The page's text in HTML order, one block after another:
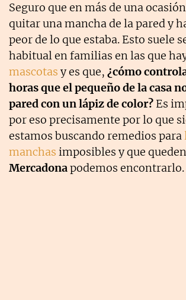
Seguro que en más de una
quitar una mancha de la pared y
peor de lo que estaba. Esto suele
habitual en familias en las que
mascotas y es que, ¿cómo
horas que el pequeño de la casa
pared con un lápiz de color? Es
por eso precisamente por lo que
estamos buscando remedios para
manchas imposibles y que
Mercadonapodemos encontrarlo.